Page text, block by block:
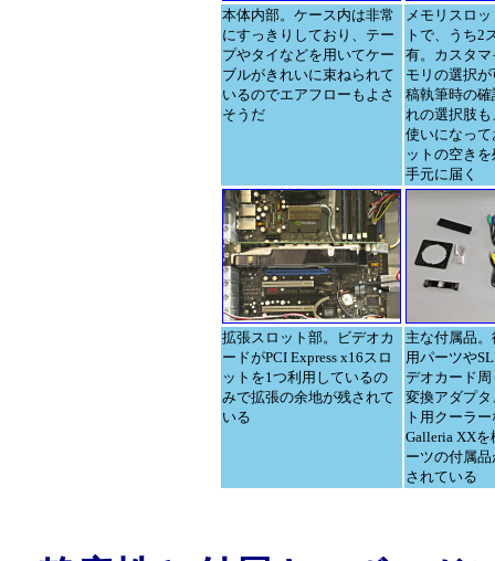
本体内部。ケース内は非常
にすっきりしており、テー
プやタイなどを用いてケー
ブルがきれいに束ねられて
いるのでエアフローもよさ
そうだ
メモリスロ
トで、うち2
有。カスタ
モリの選択
稿執筆時の
れの選択肢
使いになっ
ットの空き
手元に届く
拡張スロット部。ビデオカ
ードがPCI Express x16スロ
ットを1つ利用しているの
みで拡張の余地が残されて
いる
主な付属品
用パーツや
デオカード
変換アダプ
ト用クーラ
Galleria XX
ーツの付属
されている